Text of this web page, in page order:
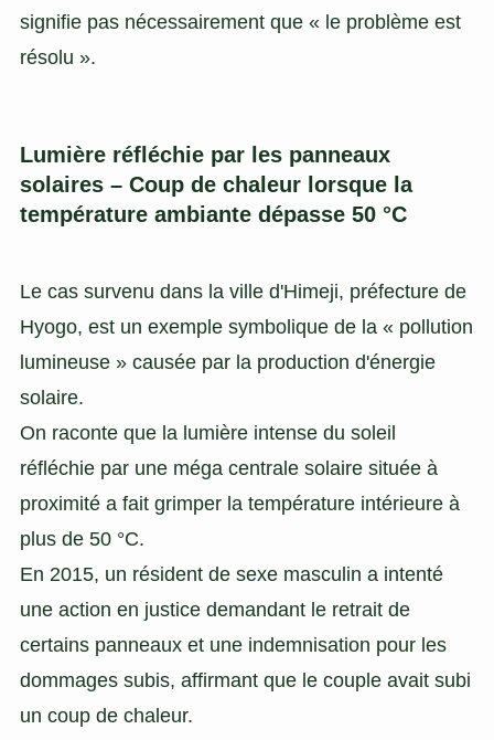
signifie pas nécessairement que « le problème est
résolu ».
Lumière réfléchie par les panneaux
solaires – Coup de chaleur lorsque la
température ambiante dépasse 50 °C
Le cas survenu dans la ville d'Himeji, préfecture de
Hyogo, est un exemple symbolique de la « pollution
lumineuse » causée par la production d'énergie
solaire.
On raconte que la lumière intense du soleil
réfléchie par une méga centrale solaire située à
proximité a fait grimper la température intérieure à
plus de 50 °C.
En 2015, un résident de sexe masculin a intenté
une action en justice demandant le retrait de
certains panneaux et une indemnisation pour les
dommages subis, affirmant que le couple avait subi
un coup de chaleur.